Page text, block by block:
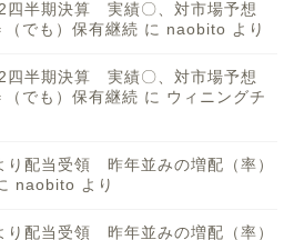
四半期決算 実績〇、対市場予想
でも）保有継続 に naobito より
四半期決算 実績〇、対市場予想
でも）保有継続 に ウィニングチ
り配当受領 昨年並みの増配（率）
naobito より
り配当受領 昨年並みの増配（率）